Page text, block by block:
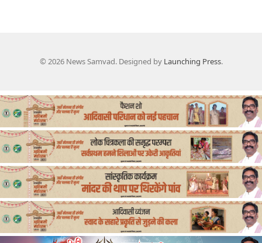
© 2026 News Samvad. Designed by Launching Press.